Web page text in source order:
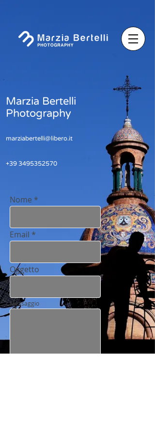
Marzia Bertelli
Photography
marziabertelli@libero.it
+39 3495352570
Nome
Email
Oggetto
Messaggio